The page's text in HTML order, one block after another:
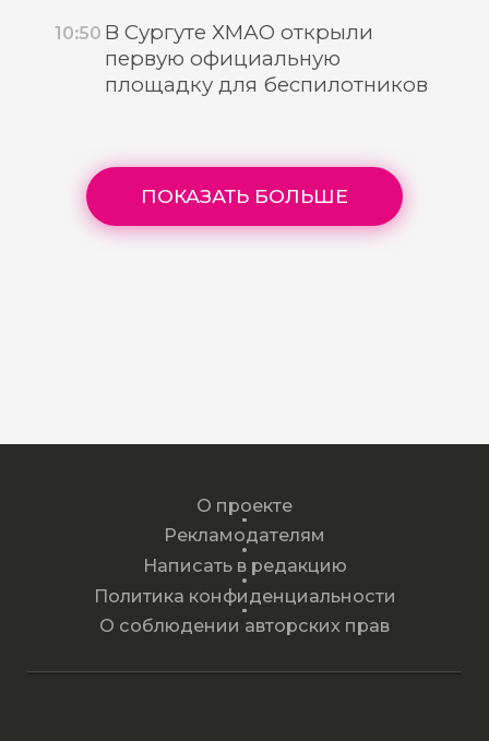
10:50 В Сургуте ХМАО открыли
первую официальную
площадку для беспилотников
ПОКАЗАТЬ БОЛЬШЕ
О проекте
Рекламодателям
Написать в редакцию
Политика конфиденциальности
О соблюдении авторских прав